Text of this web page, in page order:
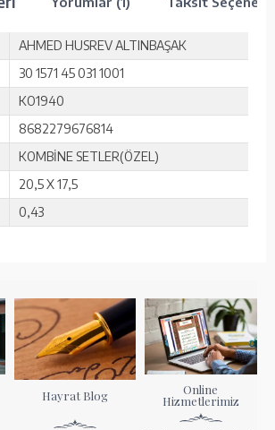
AHMED HUSREV ALTINBAŞAK
30 1571 45 031 1001
KO1940
8682279676814
KOMBİNE SETLER(ÖZEL)
20,5 X 17,5
0,43
Hayrat Blog Online
Hizmetlerimiz